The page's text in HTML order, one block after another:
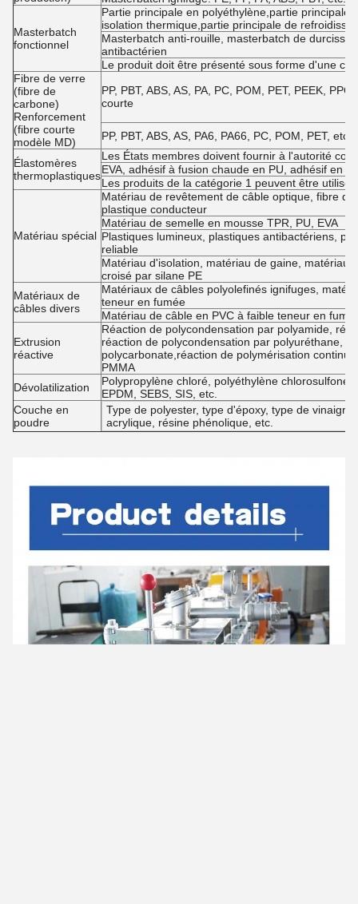
Masterbatch
fonctionnel
Partie principale en polyéthylène,partie
isolation thermique,partie principale de
Masterbatch anti-rouille, masterbatch de
antibactérien
Le produit doit être présenté sous forme d'une
Fibre de verre
(fibre de
carbone)
Renforcement
(fibre courte
modèle MD)
PP, PBT, ABS, AS, PA, PC, POM, PET, PEEK,
courte
PP, PBT, ABS, AS, PA6, PA66, PC, POM, PET,
Élastomères
thermoplastiques
Les États membres doivent fournir à l'autorité
EVA, adhésif à fusion chaude en PU, adhésif en
Les produits de la catégorie 1 peuvent être
Matériau spécial
Matériau de revêtement de câble optique, fibre
plastique conducteur
Matériau de semelle en mousse TPR, PU, EVA
Plastiques lumineux, plastiques antibactériens,
reliable
Matériau d'isolation, matériau de gaine, matériau
croisé par silane PE
Matériaux de
câbles divers
Matériaux de câbles polyolefinés ignifuges,
teneur en fumée
Matériau de câble en PVC à faible teneur en
Extrusion
réactive
Réaction de polycondensation par polyamide,
réaction de polycondensation par polyuréthane,
polycarbonate,réaction de polymérisation
PMMA
Dévolatilization
Polypropylène chloré, polyéthylène
EPDM, SEBS, SIS, etc.
Couche en
poudre
Type de polyester, type d'époxy, type de
acrylique, résine phénolique, etc.